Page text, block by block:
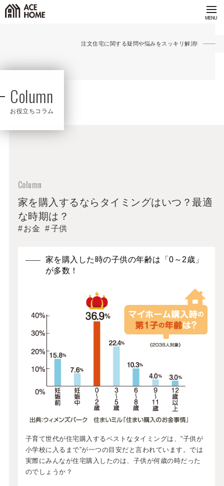
注文住宅に関する疑問や悩みをスッキリ解消!
Column
お役立ちコラム
家を購入するならタイミングはいつ？最適
な時期は？
お金 子供
家を購入した時の子供の年齢は「0～2歳」
が多数！
子育て世代が住宅購入するベストなタイミングは、“子供が
小学校に入るまで”が一つの目安だと言われています。では
実際にみんなが住宅購入したのは、子供が何歳の時だった
のでしょうか？